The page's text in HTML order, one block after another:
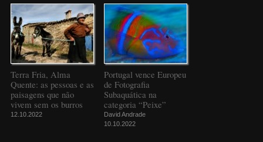
Terra Fria, Alma
Quente: as pessoas e as
paisagens que não
vivem sem os burros
12.10.2022
Portugal vence Europeu
de Fotografia
Subaquática na
categoria “Peixe”
David Andrade
10.10.2022